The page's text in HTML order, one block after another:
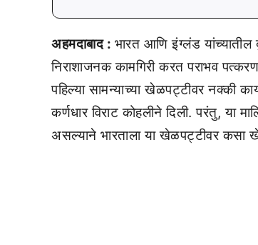
अहमदाबाद : भारत आणि इंग्लंड यांच्यातील
निराशाजनक कामगिरी करत पराभव
पहिल्या सामन्याच्या खेळपट्टीवर नक्की
कर्णधार विराट कोहलीने दिली. परंतु, या
असल्याने भारताला या खेळपट्टीवर कसा